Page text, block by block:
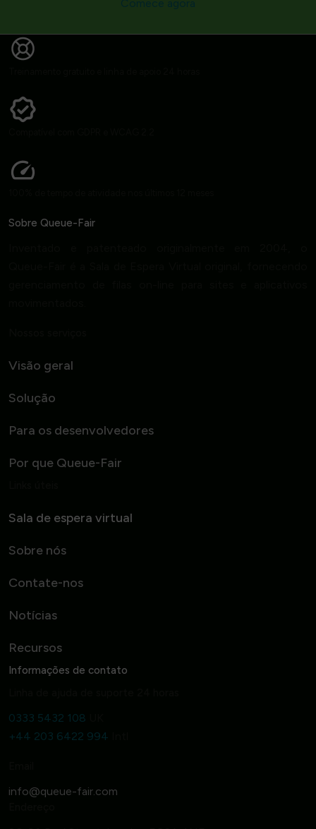
Sobre Queue-Fair
Visão geral
Solução
Para os desenvolvedores
Por que Queue-Fair
Sala de espera virtual
Sobre nós
Contate-nos
Notícias
Recursos
Informações de contato
0333 5432 108
+44 203 6422 994